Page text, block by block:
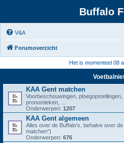
Buffalo
V&A
Forumoverzicht
Het is momenteel 08
KAA Gent matchen
Voorbeschouwingen,
pronostieken, ...
Onderwerpen: 1207
KAA Gent algemeen
Alles over de Buffalo's, behalve over
matchen")
Onderwerpen: 676